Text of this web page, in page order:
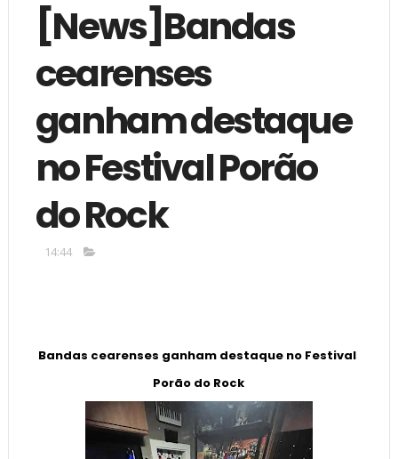
[News]Bandas
cearenses
ganham destaque
no Festival Porão
do Rock
14:44
Bandas cearenses ganham destaque no Festival
Porão do Rock